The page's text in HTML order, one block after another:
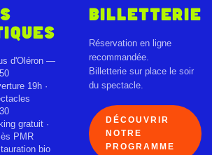
d'Oléron —
19h ·
gratuit ·
PMR
bio
BILLETTERIE
Réservation en ligne
recommandée.
Billetterie sur place le soir
du spectacle.
DÉCOUVRIR
NOTRE
PROGRAMME